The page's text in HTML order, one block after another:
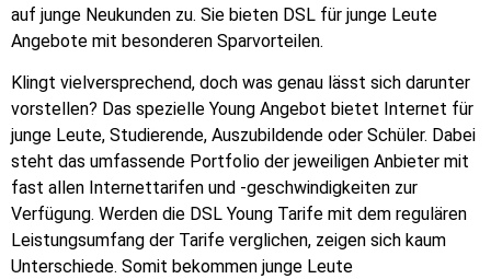
auf junge Neukunden zu. Sie bieten DSL für junge Leute
Angebote mit besonderen Sparvorteilen.
Klingt vielversprechend, doch was genau lässt sich darunter
vorstellen? Das spezielle Young Angebot bietet Internet für
junge Leute, Studierende, Auszubildende oder Schüler. Dabei
steht das umfassende Portfolio der jeweiligen Anbieter mit
fast allen Internettarifen und -geschwindigkeiten zur
Verfügung. Werden die DSL Young Tarife mit dem regulären
Leistungsumfang der Tarife verglichen, zeigen sich kaum
Unterschiede. Somit bekommen junge Leute